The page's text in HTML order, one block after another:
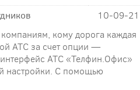
10-09-21
кому дорога каждая
АТС за счет опции —
интерфейс АТС «Телфин.Офис»
настройки. С помощью